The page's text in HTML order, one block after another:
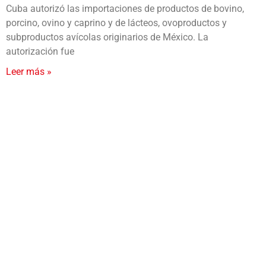
Cuba autorizó las importaciones de productos de bovino,
porcino, ovino y caprino y de lácteos, ovoproductos y
subproductos avícolas originarios de México. La
autorización fue
Leer más »